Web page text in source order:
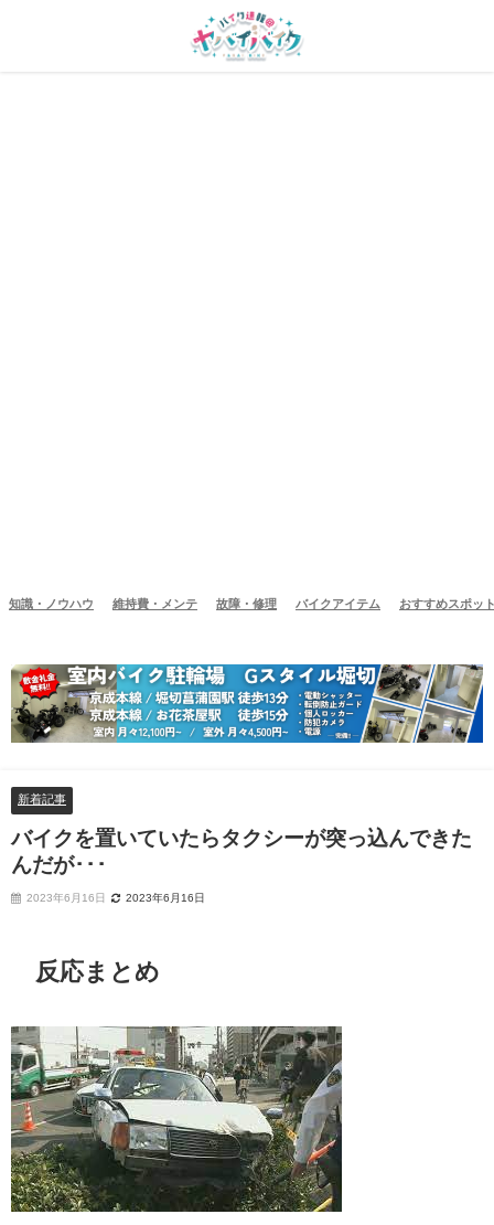
知識・ノウハウ 維持費・メンテ 故障・修理 バイクアイテム おすすめスポッ
新着記事
バイクを置いていたらタクシーが突っ込んできた
んだが･･･
2023年6月16日 2023年6月16日
反応まとめ